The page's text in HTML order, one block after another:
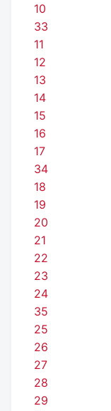
10
33
11
12
13
14
15
16
17
34
18
19
20
21
22
23
24
35
25
26
27
28
29